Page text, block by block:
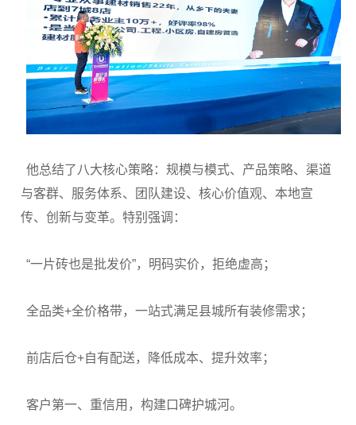
他总结了八大核心策略：规模与模式、产品策略、渠道
与客群、服务体系、团队建设、核心价值观、本地宣
传、创新与变革。特别强调：
“一片砖也是批发价”，明码实价，拒绝虚高；
全品类+全价格带，一站式满足县城所有装修需求；
前店后仓+自有配送，降低成本、提升效率；
客户第一、重信用，构建口碑护城河。